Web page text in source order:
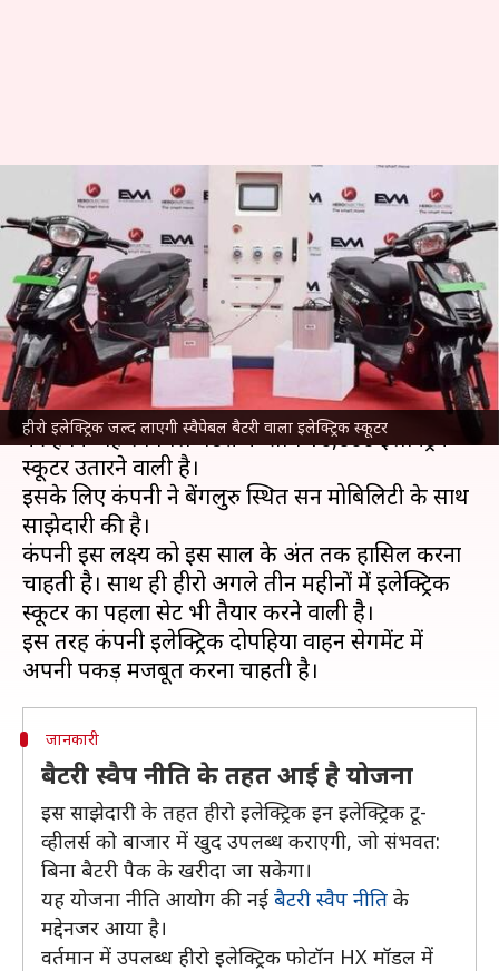
हीरो इलेक्ट्रिक जल्द लाएगी स्वैपेबल बैटरी वाला इलेक्ट्रिक स्कूटर
स्वैपेबल बैटरी वाले 10,000 इलेक्ट्रिक
स्कूटर उतारेगी हीरो इलेक्ट्रिक और
सन मोबिलिटी
लेखन सोनाली सिंह Mar 09, 2022 07:30 pm
क्या है खबर?
इलेक्ट्रिक दोपहिया वाहन निर्माताहीरो इलेक्ट्रिकने घोषणा
की है कि वह स्वैपेबल बैटरी के साथ 10,000 इलेक्ट्रिक
स्कूटर उतारने वाली है।
इसके लिए कंपनी ने बेंगलुरु स्थित सन मोबिलिटी के साथ
साझेदारी की है।
कंपनी इस लक्ष्य को इस साल के अंत तक हासिल करना
चाहती है। साथ ही हीरो अगले तीन महीनों में इलेक्ट्रिक
स्कूटर का पहला सेट भी तैयार करने वाली है।
इस तरह कंपनी इलेक्ट्रिक दोपहिया वाहन सेगमेंट में
जानकारी
बैटरी स्वैप नीति के तहत आई है योजना
इस साझेदारी के तहत हीरो इलेक्ट्रिक इन इलेक्ट्रिक टू-
व्हीलर्स को बाजार में खुद उपलब्ध कराएगी, जो संभवत:
बिना बैटरी पैक के खरीदा जा सकेगा।
यह योजना नीति आयोग की नई बैटरी स्वैप नीति के
मद्देनजर आया है।
वर्तमान में उपलब्ध हीरो इलेक्ट्रिक फोटॉन HX मॉडल में